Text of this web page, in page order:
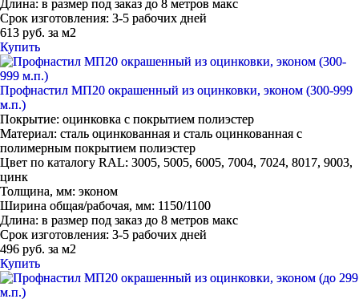
Длина: в размер под заказ до 8 метров макс
Срок изготовления: 3-5 рабочих дней
613 руб. за м2
Купить
Профнастил МП20 окрашенный из оцинковки, эконом (300-999
м.п.)
Покрытие: оцинковка с покрытием полиэстер
Материал: сталь оцинкованная и сталь оцинкованная с
полимерным покрытием полиэстер
Цвет по каталогу RAL: 3005, 5005, 6005, 7004, 7024, 8017, 9003,
цинк
Толщина, мм: эконом
Ширина общая/рабочая, мм: 1150/1100
Длина: в размер под заказ до 8 метров макс
Срок изготовления: 3-5 рабочих дней
496 руб. за м2
Купить